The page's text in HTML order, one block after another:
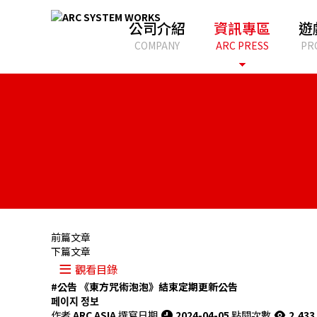
公司介紹
COMPANY
資訊專區
ARC PRESS
遊
前篇文章
下篇文章
觀看目錄
#公告 《東方咒術泡泡》結束定期更新公告
페이지 정보